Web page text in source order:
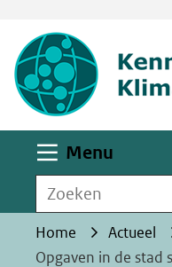
op
deze
website
worden
toegestaan
geweigerd.
Menu
Zoeken
Home Actueel
Opgaven in de stad